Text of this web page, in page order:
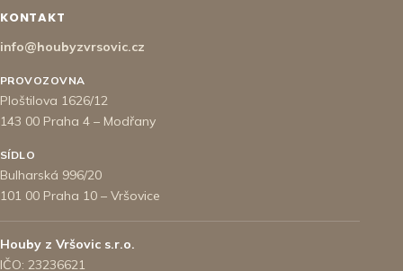
KONTAKT
info@houbyzvrsovic.cz
PROVOZOVNA
Ploštilova 1626/12
143 00 Praha 4 – Modřany
SÍDLO
Bulharská 996/20
101 00 Praha 10 – Vršovice
Houby z Vršovic s.r.o.
IČO: 23236621